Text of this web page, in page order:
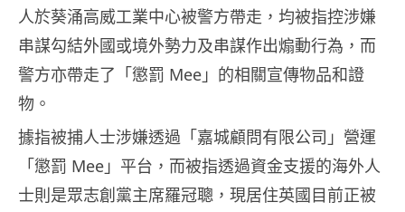
人於葵涌高威工業中心被警方帶走，均被指控涉嫌
串謀勾結外國或境外勢力及串謀作出煽動行為，而
警方亦帶走了「懲罰 Mee」的相關宣傳物品和證
物。
據指被捕人士涉嫌透過「嘉城顧問有限公司」營運
「懲罰 Mee」平台，而被指透過資金支援的海外人
士則是眾志創黨主席羅冠聰，現居住英國目前正被